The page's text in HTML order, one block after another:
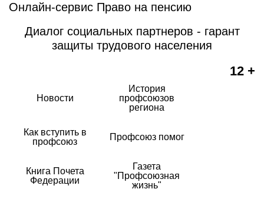
Онлайн-сервис Право на пенсию
Диалог социальных партнеров - гарант
защиты трудового населения
12 +
Новости
История
профсоюзов
региона
Как вступить в
профсоюз
Профсоюз помог
Книга Почета
Федерации
Газета
"Профсоюзная
жизнь"